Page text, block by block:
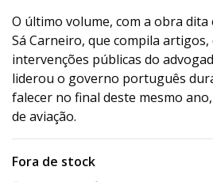
O último volume, com a obra dita
Sá Carneiro, que compila artigos,
intervenções públicas do
liderou o governo português
falecer no final deste mesmo
de aviação.
Fora de stock